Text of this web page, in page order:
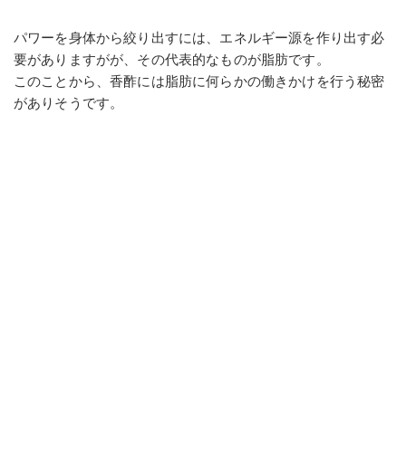
パワーを身体から絞り出すには、エネルギー源を作り出す必
要がありますがが、その代表的なものが脂肪です。
このことから、香酢には脂肪に何らかの働きかけを行う秘密
がありそうです。